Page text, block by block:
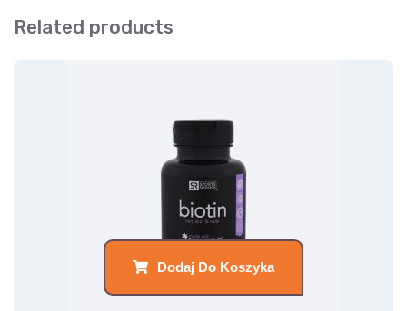
Related products
Dodaj Do Koszyka